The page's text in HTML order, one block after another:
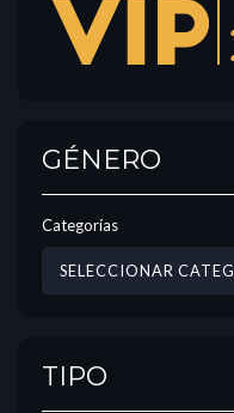
GÉNERO
Categorías
TIPO